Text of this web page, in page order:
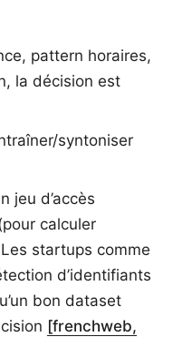
pattern horaires,
la décision est
syntoniser
jeu d’accès
calculer
startups comme
d’identifiants
bon dataset
[frenchweb,